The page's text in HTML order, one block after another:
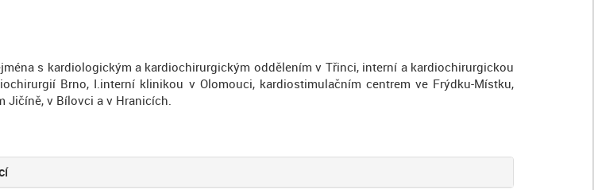
s kardiologickým a kardiochirurgickým oddělením v Třinci, interní a kardiochirurgickou
Brno, I.interní klinikou v Olomouci, kardiostimulačním centrem ve Frýdku-Místku,
Jičíně, v Bílovci a v Hranicích.